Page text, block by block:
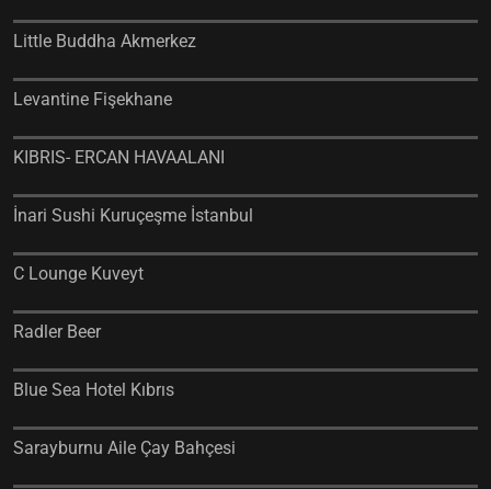
Little Buddha Akmerkez
Levantine Fişekhane
KIBRIS- ERCAN HAVAALANI
İnari Sushi Kuruçeşme İstanbul
C Lounge Kuveyt
Radler Beer
Blue Sea Hotel Kıbrıs
Sarayburnu Aile Çay Bahçesi